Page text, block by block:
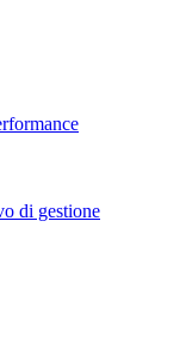
di gestione